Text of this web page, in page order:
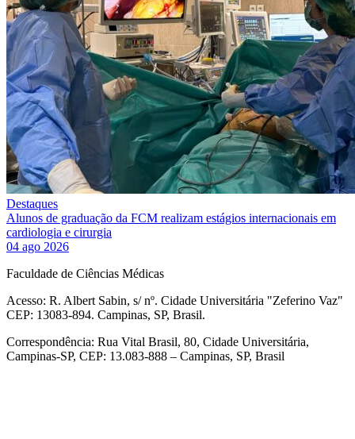
Destaques
Alunos de graduação da FCM realizam estágios internacionais em
cardiologia e cirurgia
04 ago 2026
Faculdade de Ciências Médicas
Acesso: R. Albert Sabin, s/ nº. Cidade Universitária "Zeferino Vaz"
CEP: 13083-894. Campinas, SP, Brasil.
Correspondência: Rua Vital Brasil, 80, Cidade Universitária,
Campinas-SP, CEP: 13.083-888 – Campinas, SP, Brasil